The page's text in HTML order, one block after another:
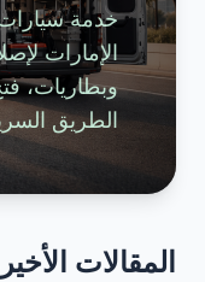
الإمارات
وبطاريات،
الطريق
المقالات